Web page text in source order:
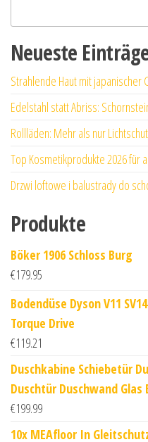
Neueste
Strahlende Haut mit japanischer
Edelstahl statt Abriss:
Rollläden: Mehr als nur
Top Kosmetikprodukte 2026 für
Drzwi loftowe i balustrady do
Produkte
Böker 1906 Schloss Burg
€179.95
Bodendüse Dyson V11
Torque Drive
€119.21
Duschkabine Schiebetür
Duschtür Duschwand Glas
€199.99
10x MEAfloor In